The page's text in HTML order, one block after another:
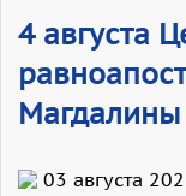
4 августа
Магдалины
03 августа